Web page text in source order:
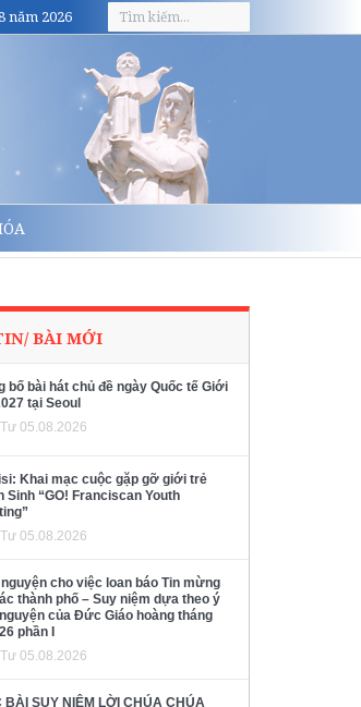
năm 2026
BÀI MỚI
bố bài hát chủ đề ngày Quốc tế Giới
tại Seoul
05.08.2026
Khai mạc cuộc gặp gỡ giới trẻ
Sinh “GO! Franciscan Youth
05.08.2026
cho việc loan báo Tin mừng
thành phố – Suy niệm dựa theo ý
của Đức Giáo hoàng tháng
phần I
05.08.2026
BÀI SUY NIỆM LỜI CHÚA CHÚA